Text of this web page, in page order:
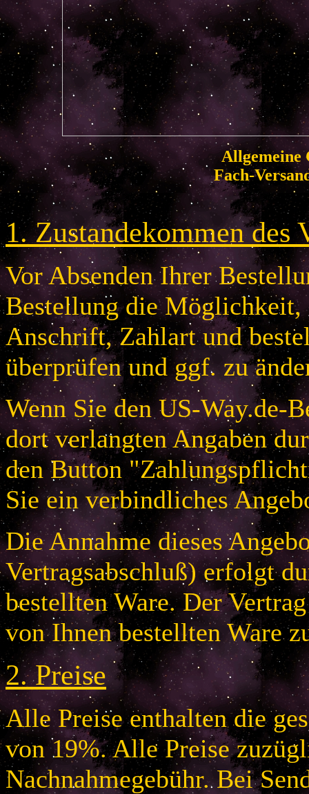
Allgemeine
Fach-
1. Zustandekommen des
Vor Absenden Ihrer
Bestellung die Möglichkeit,
Anschrift, Zahlart und
überprüfen und ggf. zu
Wenn Sie den US-Way.de-
dort verlangten Angaben
den Button
Sie ein verbindliches
Die Annahme dieses
Vertragsabschluß) erfolgt
bestellten Ware. Der
von Ihnen bestellten Ware
2.Preise
Alle Preise enthalten die
von 19%. Alle Preise
Nachnahmegebühr. Bei